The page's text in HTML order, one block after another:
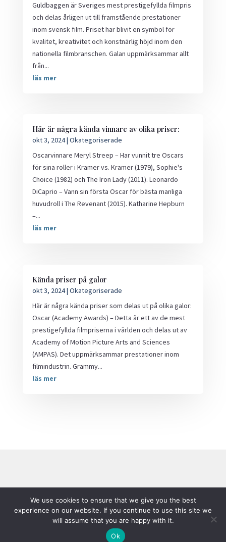
Guldbaggen är Sveriges mest prestigefyllda filmpris
och delas årligen ut till framstående prestationer
inom svensk film. Priset har blivit en symbol för
kvalitet, kreativitet och konstnärlig höjd inom den
nationella filmbranschen. Galan uppmärksammar allt
från...
läs mer
Här är några kända vinnare av olika priser:
okt 3, 2024| Okategoriserade
Oscarvinnare Meryl Streep – Har vunnit tre Oscars
för sina roller i Kramer vs. Kramer (1979), Sophie's
Choice (1982) och The Iron Lady (2011). Leonardo
DiCaprio – Vann sin första Oscar för bästa manliga
huvudroll i The Revenant (2015). Katharine Hepburn
–...
läs mer
Kända priser på galor
okt 3, 2024| Okategoriserade
Här är några kända priser som delas ut på olika galor:
Oscar (Academy Awards) – Detta är ett av de mest
prestigefyllda filmpriserna i världen och delas ut av
Academy of Motion Picture Arts and Sciences
(AMPAS). Det uppmärksammar prestationer inom
filmindustrin. Grammy...
läs mer
We use cookies to ensure that we give you the best
experience on our website. If you continue to use this site we
will assume that you are happy with it.
Ok